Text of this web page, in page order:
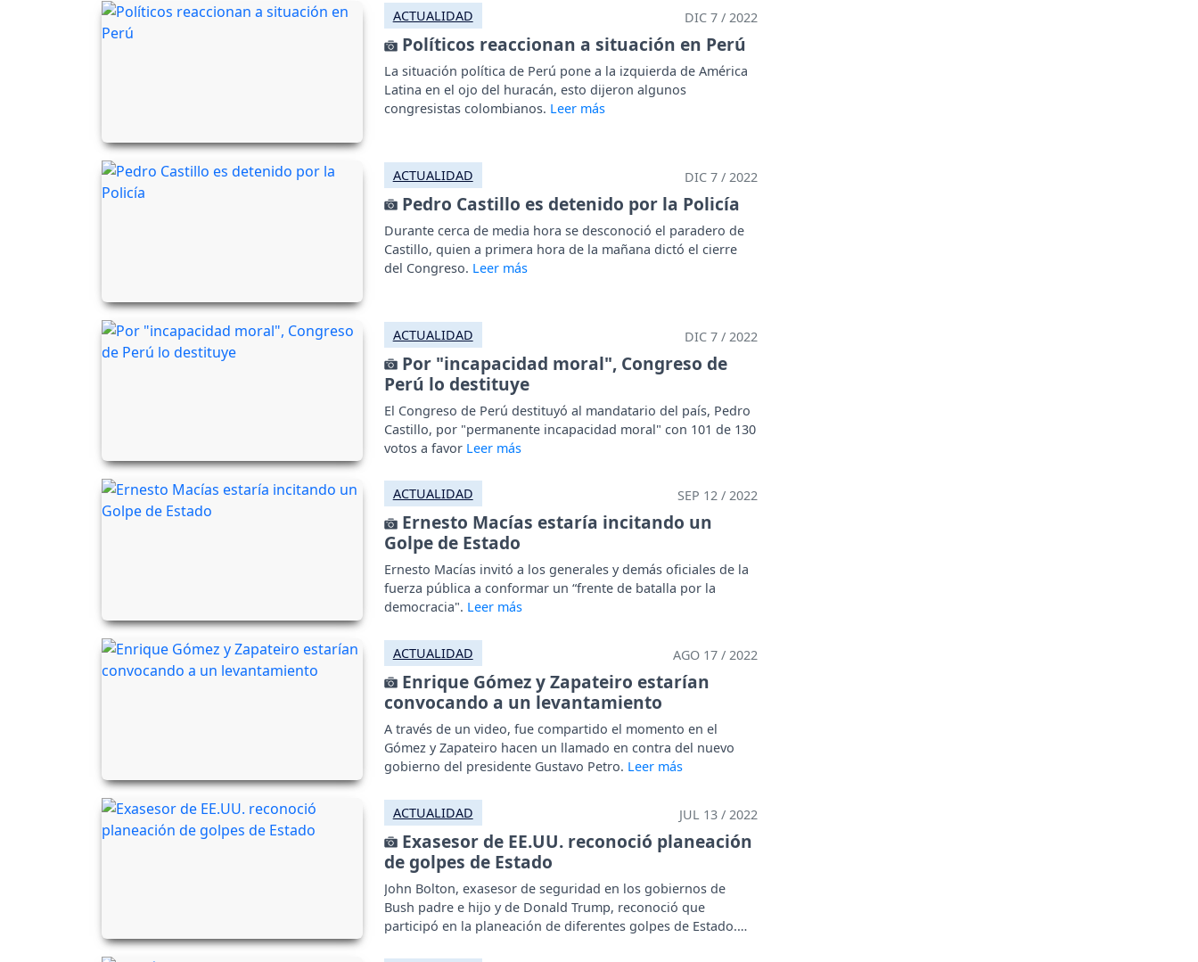
ACTUALIDAD
DIC 7 / 2022
Políticos reaccionan a situación en Perú
La situación política de Perú pone a la izquierda de América
Latina en el ojo del huracán, esto dijeron algunos
congresistas colombianos.
ACTUALIDAD DIC 7 / 2022
Pedro Castillo es detenido por la Policía
Durante cerca de media hora se desconoció el paradero de
Castillo, quien a primera hora de la mañana dictó el cierre
del Congreso.
ACTUALIDAD DIC 7 / 2022
Por "incapacidad moral", Congreso de
Perú lo destituye
El Congreso de Perú destituyó al mandatario del país, Pedro
Castillo, por "permanente incapacidad moral" con 101 de 130
votos a favor
ACTUALIDAD SEP 12 / 2022
Ernesto Macías estaría incitando un
Golpe de Estado
Ernesto Macías invitó a los generales y demás oficiales de la
fuerza pública a conformar un “frente de batalla por la
democracia".
ACTUALIDAD AGO 17 / 2022
Enrique Gómez y Zapateiro estarían
convocando a un levantamiento
A través de un video, fue compartido el momento en el
Gómez y Zapateiro hacen un llamado en contra del nuevo
gobierno del presidente Gustavo Petro.
ACTUALIDAD JUL 13 / 2022
Exasesor de EE.UU. reconoció planeación
de golpes de Estado
John Bolton, exasesor de seguridad en los gobiernos de
Bush padre e hijo y de Donald Trump, reconoció que
participó en la planeación de diferentes golpes de Estado.